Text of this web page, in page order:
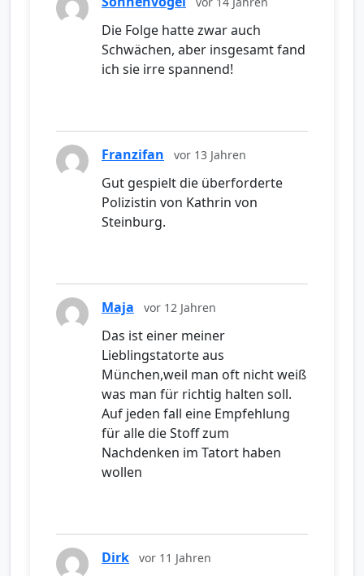
Die Folge hatte zwar auch
Schwächen, aber insgesamt fand
ich sie irre spannend!
Franzifan vor 13 Jahren
Gut gespielt die überforderte
Polizistin von Kathrin von
Steinburg.
Maja vor 12 Jahren
Das ist einer meiner
Lieblingstatorte aus
München,weil man oft nicht weiß
was man für richtig halten soll.
Auf jeden fall eine Empfehlung
für alle die Stoff zum
Nachdenken im Tatort haben
wollen
Dirk vor 11 Jahren